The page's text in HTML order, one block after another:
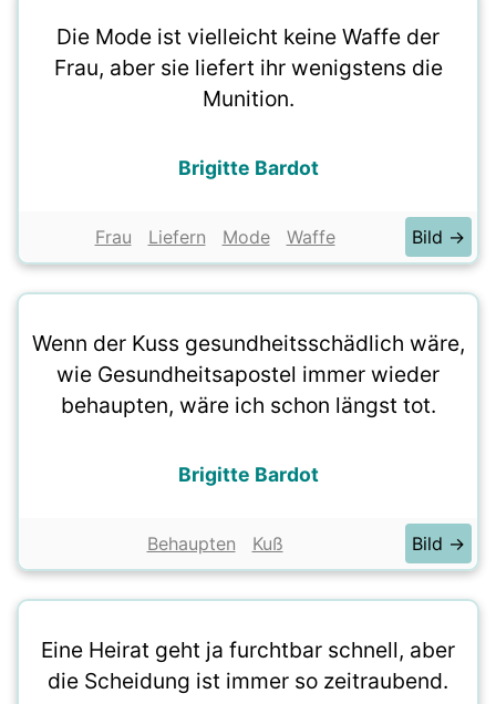
Die Mode ist vielleicht keine Waffe der
Frau, aber sie liefert ihr wenigstens die
Munition.
Brigitte Bardot
Frau Liefern Mode Waffe Bild →
Wenn der Kuss gesundheitsschädlich wäre,
wie Gesundheitsapostel immer wieder
behaupten, wäre ich schon längst tot.
Brigitte Bardot
Behaupten Kuß Bild →
Eine Heirat geht ja furchtbar schnell, aber
die Scheidung ist immer so zeitraubend.